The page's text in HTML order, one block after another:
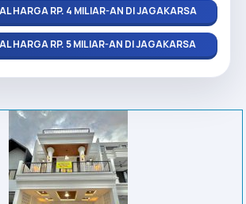
HARGA RP. 4 MILIAR-AN DI JAGAKARSA
HARGA RP. 5 MILIAR-AN DI JAGAKARSA